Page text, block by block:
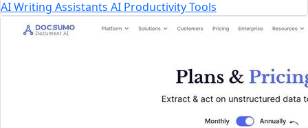
AIWriting Assistants AI Productivity Tools